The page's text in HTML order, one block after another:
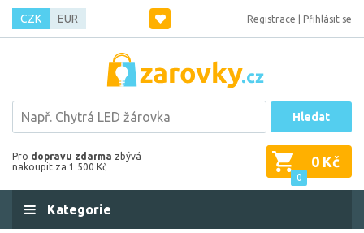
CZK EUR Registrace Přihlásit se
Hledat
Pro dopravu zdarma zbývá
nakoupit za 1 500 Kč
0
0 Kč
Kategorie